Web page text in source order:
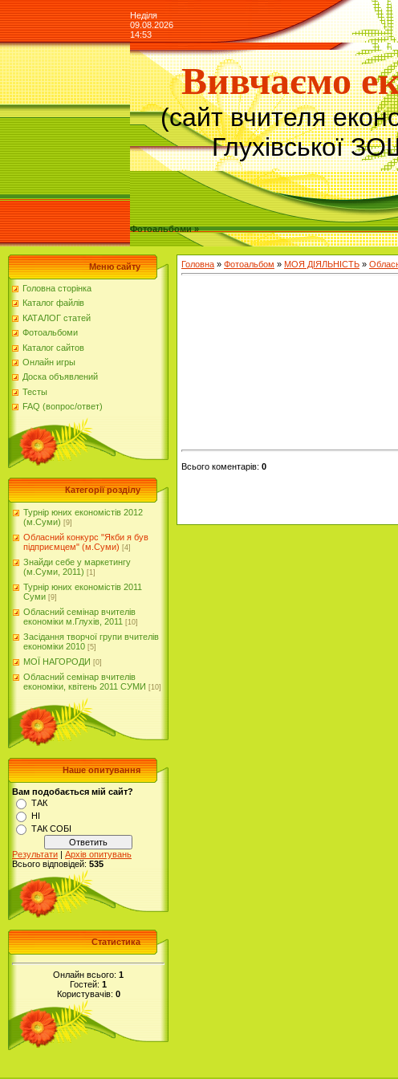
Неділя
09.08.2026
14:53
Вивчаємо
(сайт вчителя
Глухівської
Фотоальбоми »
Меню сайту
Головна сторінка
Каталог файлів
КАТАЛОГ статей
Фотоальбоми
Каталог сайтов
Онлайн игры
Доска объявлений
Тесты
FAQ (вопрос/ответ)
Категорії розділу
Турнір юних економістів 2012
(м.Суми) [9]
Обласний конкурс "Якби я був
підприємцем" (м.Суми) [4]
Знайди себе у маркетингу
(м.Суми, 2011) [1]
Турнір юних економістів 2011
Суми [9]
Обласний семінар вчителів
економіки м.Глухів, 2011 [10]
Засідання творчої групи вчителів
економіки 2010 [5]
МОЇ НАГОРОДИ [0]
Обласний семінар вчителів
економіки, квітень 2011 СУМИ [10]
Наше опитування
Вам подобається мій сайт?
ТАК
НІ
ТАК СОБІ
Результати | Архів опитувань
Всього відповідей: 535
Статистика
Онлайн всього: 1
Гостей: 1
Користувачів: 0
Головна » Фотоальбом » МОЯ ДІЯЛЬНІСТЬ »
Всього коментарів: 0